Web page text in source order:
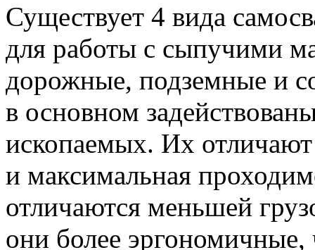
Существует 4 вида
для работы с сыпучими
дорожные, подземные и
в основном
ископаемых. Их
и максимальная
отличаются меньшей
они более